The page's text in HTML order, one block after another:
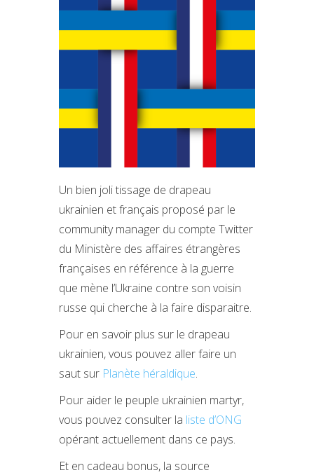
Un bien joli tissage de drapeau
ukrainien et français proposé par le
community manager du compte Twitter
du Ministère des affaires étrangères
françaises en référence à la guerre
que mène l’Ukraine contre son voisin
russe qui cherche à la faire disparaitre.
Pour en savoir plus sur le drapeau
ukrainien, vous pouvez aller faire un
saut sur Planète héraldique.
Pour aider le peuple ukrainien martyr,
vous pouvez consulter la liste d’ONG
opérant actuellement dans ce pays.
Et en cadeau bonus, la source